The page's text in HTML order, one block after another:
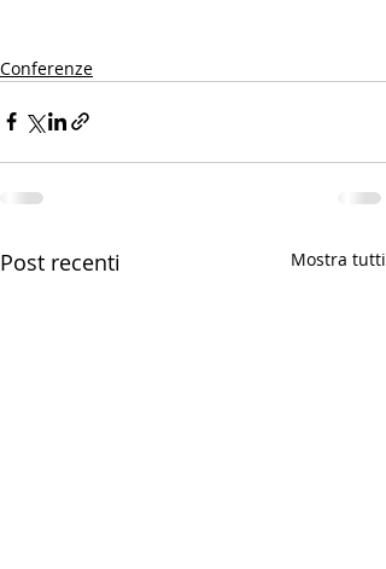
Conferenze
Post recenti Mostra tutti